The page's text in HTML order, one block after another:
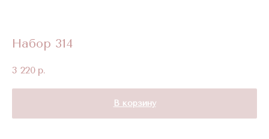
Набор 314
3 220 р.
В корзину